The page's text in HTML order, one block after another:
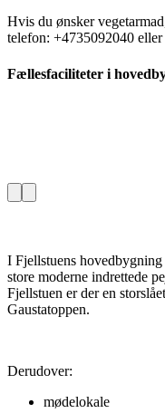
Hvis du ønsker
telefon: +4735092040 eller
Fællesfaciliteter i
I Fjellstuens
store moderne indrettede
Fjellstuen er der en
Gaustatoppen.
Derudover:
mødelokale